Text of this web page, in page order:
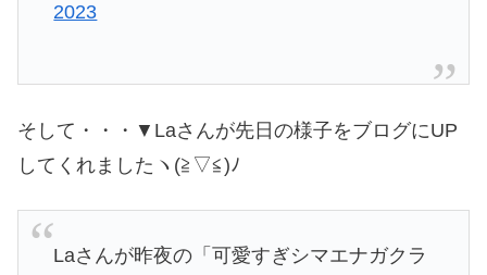
2023
そして・・・▼Laさんが先日の様子をブログにUP
してくれましたヽ(≧▽≦)ﾉ
Laさんが昨夜の「可愛すぎシマエナガクラ